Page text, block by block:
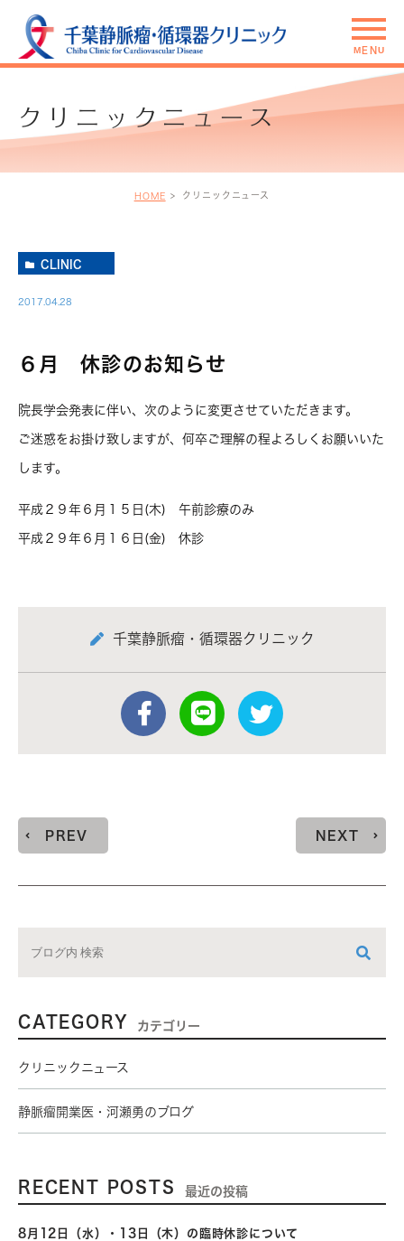
クリニックニュース
HOME クリニックニュース
CLINIC
2017.04.28
６月 休診のお知らせ
院長学会発表に伴い、次のように変更させていただきます。
ご迷惑をお掛け致しますが、何卒ご理解の程よろしくお願いいた
します。
平成２９年６月１５日(木) 午前診療のみ
平成２９年６月１６日(金) 休診
千葉静脈瘤・循環器クリニック
PREV NEXT
CATEGORY カテゴリー
クリニックニュース
静脈瘤開業医・河瀬勇のブログ
RECENT POSTS 最近の投稿
8月12日（水）・13日（木）の臨時休診について